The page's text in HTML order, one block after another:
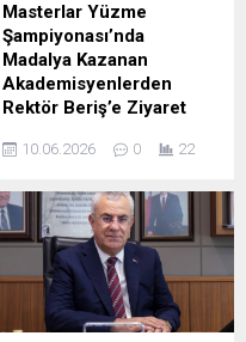
Masterlar Yüzme
Şampiyonası’nda
Madalya Kazanan
Akademisyenlerden
Rektör Beriş’e Ziyaret
Çukurova Üniversitesi (ÇÜ)
akademisyenleri, İzmir’de
arasında düzenlenen
Masterlar Uzun Kulvar Yaz
Yüzme Şampiyonası’ndan
21 madalyayla döndü.
Derece elde eden
akademisyenler, Rektör
10.06.2026 0 22